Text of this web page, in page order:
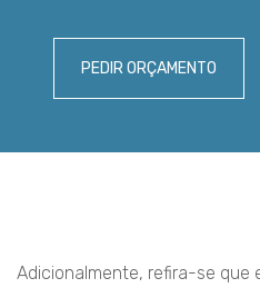
PEDIR ORÇAMENTO
Adicionalmente, refira-se que